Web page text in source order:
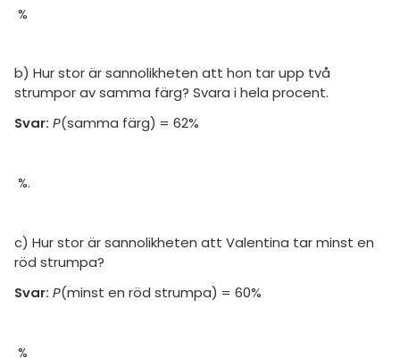
%
b) Hur stor är sannolikheten att hon tar upp två
strumpor av samma färg? Svara i hela procent.
Svar: P(samma färg) = 62%
%.
c) Hur stor är sannolikheten att Valentina tar minst en
röd strumpa?
Svar: P(minst en röd strumpa) = 60%
%
7 inloggade
diskussioner
ämnen